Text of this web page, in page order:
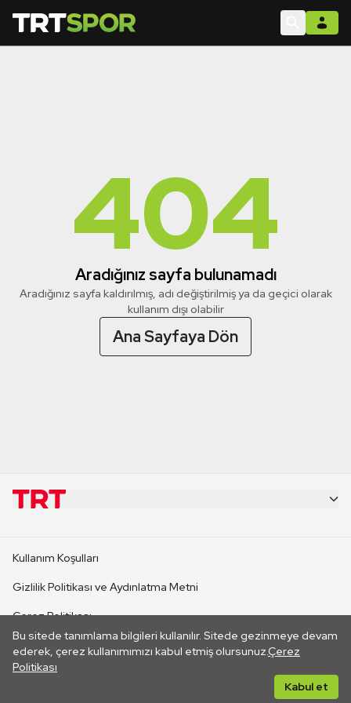
404
Aradığınız sayfa bulunamadı
Aradığınız sayfa kaldırılmış, adı değiştirilmiş ya da geçici olarak
kullanım dışı olabilir
Ana Sayfaya Dön
Bu sitede tanımlama bilgileri kullanılır. Sitede gezinmeye devam
ederek, çerez kullanımımızı kabul etmiş olursunuz.Çerez
Politikası
Kabul et
CANLI YAYINLAR
Kullanım Koşulları
Gizlilik Politikası ve Aydınlatma Metni
Çerez Politikası
İletişim
Her hakkı saklıdır. ©2026 TRT. Bağlantı yoluyla gidilen dış